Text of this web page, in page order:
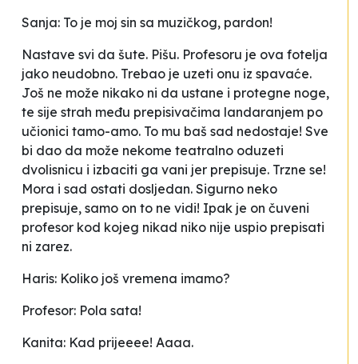
Sanja: To je moj sin sa muzičkog, pardon!
Nastave svi da šute. Pišu. Profesoru je ova fotelja
jako neudobno. Trebao je uzeti onu iz spavaće.
Još ne može nikako ni da ustane i protegne noge,
te sije strah među prepisivačima landaranjem po
učionici tamo-amo. To mu baš sad nedostaje! Sve
bi dao da može nekome teatralno oduzeti
dvolisnicu i izbaciti ga vani jer prepisuje. Trzne se!
Mora i sad ostati dosljedan. Sigurno neko
prepisuje, samo on to ne vidi! Ipak je on čuveni
profesor kod kojeg nikad niko nije uspio prepisati
ni zarez.
Haris: Koliko još vremena imamo?
Profesor: Pola sata!
Kanita: Kad prijeeee! Aaaa.